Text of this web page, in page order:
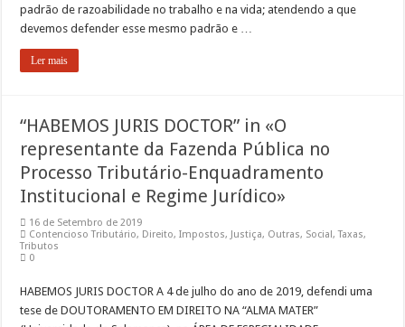
padrão de razoabilidade no trabalho e na vida; atendendo a que
devemos defender esse mesmo padrão e …
Ler mais
“HABEMOS JURIS DOCTOR” in «O
representante da Fazenda Pública no
Processo Tributário-Enquadramento
Institucional e Regime Jurídico»
16 de Setembro de 2019
Contencioso Tributário, Direito,Impostos, Justiça, Outras, Social,Taxas,
Tributos
0
HABEMOS JURIS DOCTOR A 4 de julho do ano de 2019, defendi uma
tese de DOUTORAMENTO EM DIREITO NA “ALMA MATER”